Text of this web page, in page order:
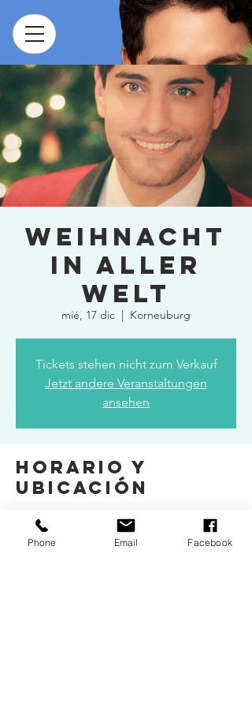
Weihnacht
in aller
Welt
mié, 17 dic
  |
Korneuburg
Tickets stehen nicht zum Verkauf
Jetzt andere Veranstaltungen
ansehen
Horario y
ubicación
17 dic 2025, 18:30 – 20:00
Korneuburg, 2100 Korneuburg, Österreich
Phone Email Facebook